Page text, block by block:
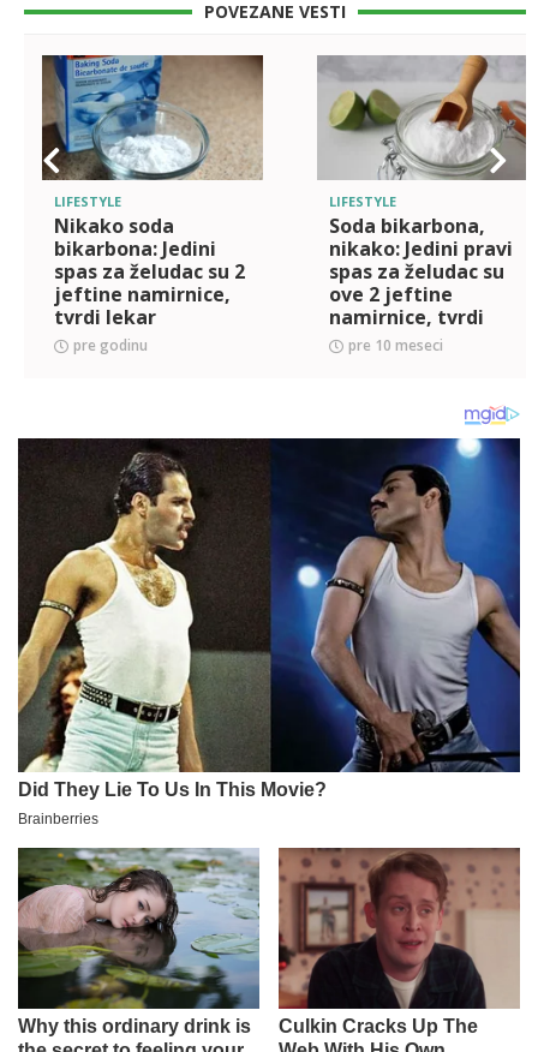
POVEZANE VESTI
LIFESTYLE
Nikako soda
bikarbona: Jedini
spas za želudac su 2
jeftine namirnice,
tvrdi lekar
pre godinu
LIFESTYLE
Soda bikarbona,
nikako: Jedini pravi
spas za želudac su
ove 2 jeftine
namirnice, tvrdi
doktor
pre 10 meseci